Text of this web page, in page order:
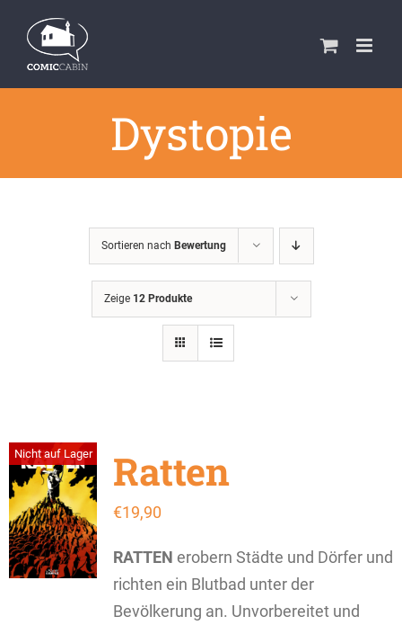
Inhalt
springen
Dystopie
Sortieren nach Bewertung
Zeige 12 Produkte
Nicht auf Lager Ratten
€19,90
RATTEN erobern Städte und Dörfer und
richten ein Blutbad unter der
Bevölkerung an. Unvorbereitet und